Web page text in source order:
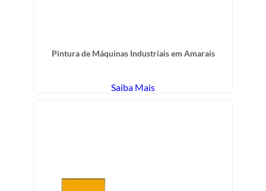
Pintura de Máquinas Industriais em Amarais
Saiba Mais